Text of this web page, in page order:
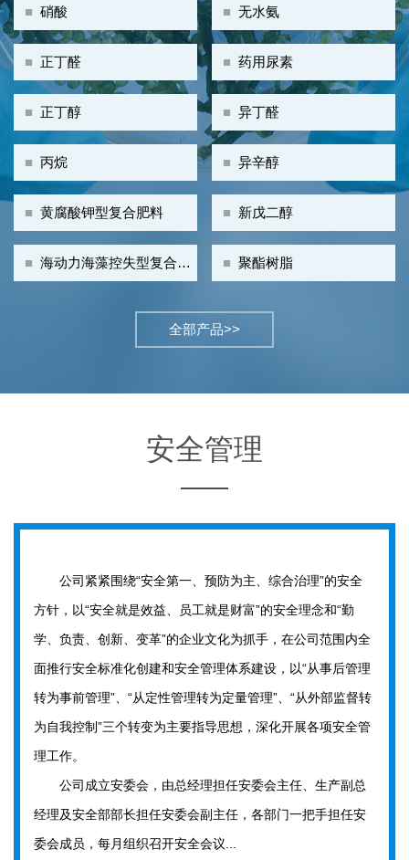
■无水氨
■ 硝酸
■药用尿素
■ 正丁醛
■异丁醛
■ 正丁醇
■异辛醇
■ 丙烷
■ 新戊二醇
■ 黄腐酸钾型复合肥料
■聚酯树脂
■ 海动力海藻控失型复合肥
全部产品>>
安全管理
公司紧紧围绕“安全第一、预防为主、综合治理”的安全
方针，以“安全就是效益、员工就是财富”的安全理念和“勤
学、负责、创新、变革”的企业文化为抓手，在公司范围内全
面推行安全标准化创建和安全管理体系建设，以“从事后管理
转为事前管理”、“从定性管理转为定量管理”、“从外部监督转
为自我控制”三个转变为主要指导思想，深化开展各项安全管
理工作。
公司成立安委会，由总经理担任安委会主任、生产副总
经理及安全部部长担任安委会副主任，各部门一把手担任安
委会成员，每月组织召开安全会议...